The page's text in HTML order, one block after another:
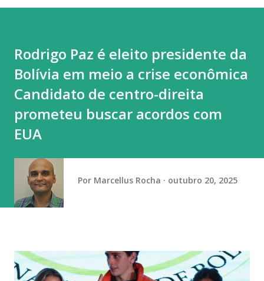
Rodrigo Paz é eleito presidente da
Bolívia em meio a crise econômica
Candidato de centro-direita
prometeu buscar acordos com
EUA
Por Marcellus Rocha outubro 20, 2025